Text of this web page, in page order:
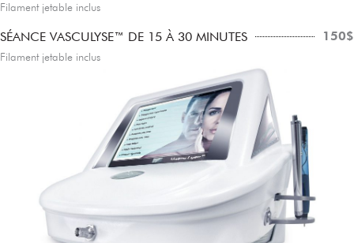
Filament jetable inclus
SÉANCE VASCULYSE™ DE 15 À 30 MINUTES 150$
Filament jetable inclus